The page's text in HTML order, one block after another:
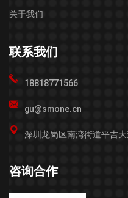
关于我们
联系我们
18818771566
gu@smone.cn
深圳龙岗区南湾街道平吉
咨询合作